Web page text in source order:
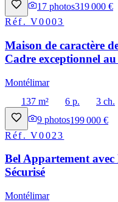
17 photos319 000 €
Réf.V0003
Maison de caractère
Cadre exceptionnel
Montélimar
137 m²
6 p. 3 ch.
9 photos199 000 €
Réf.V0023
Bel Appartement
Sécurisé
Montélimar